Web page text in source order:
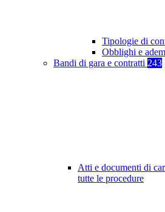
Tipologie di
Obblighi e
Bandi di gara e contratti 243
Atti e documenti di
tutte le procedure